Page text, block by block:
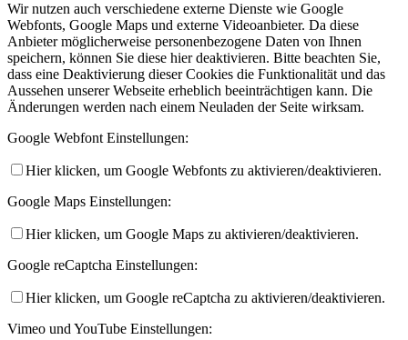
Wir nutzen auch verschiedene externe Dienste wie Google
Webfonts, Google Maps und externe Videoanbieter. Da diese
Anbieter möglicherweise personenbezogene Daten von Ihnen
speichern, können Sie diese hier deaktivieren. Bitte beachten Sie,
dass eine Deaktivierung dieser Cookies die Funktionalität und das
Aussehen unserer Webseite erheblich beeinträchtigen kann. Die
Änderungen werden nach einem Neuladen der Seite wirksam.
Google Webfont Einstellungen:
Hier klicken, um Google Webfonts zu aktivieren/deaktivieren.
Google Maps Einstellungen:
Hier klicken, um Google Maps zu aktivieren/deaktivieren.
Google reCaptcha Einstellungen:
Hier klicken, um Google reCaptcha zu aktivieren/deaktivieren.
Vimeo und YouTube Einstellungen: